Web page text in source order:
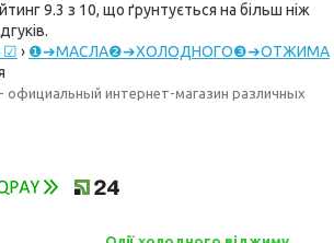
9.3 з 10, що ґрунтується на більш ніж
☑ › ❶➔МАСЛА❷➔ХОЛОДНОГО❸➔ОТЖИМА
официальный интернет-магазин различных